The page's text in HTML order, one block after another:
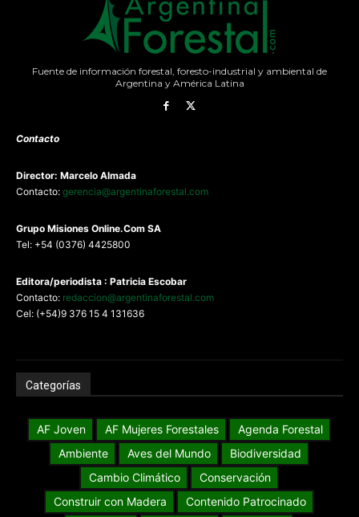
Fuente de información forestal, foresto-industrial y ambiental de
Argentina y América Latina
Contacto
Director: Marcelo Almada
Contacto: gerencia@argentinaforestal.com
Grupo Misiones Online.Com SA
Tel: +54 (0376) 4425800
Editora/periodista : Patricia Escobar
Contacto: redaccion@argentinaforestal.com
Cel: (+54)9 376 15 4 131636
Categorías
AF Joven AF Mujeres Forestales
Agenda Forestal
Ambiente
Aves del Mundo
Biodiversidad
Cambio Climático
Conservación
Construir con Madera
Contenido Patrocinado